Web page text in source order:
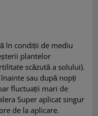
în condiții de mediu
plantelor
scăzută a solului).
sau după nopți
fluctuații mari de
Super aplicat singur
de la aplicare.